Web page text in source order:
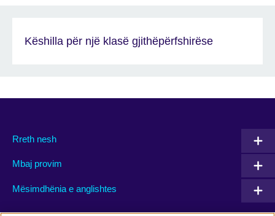
Këshilla për një klasë gjithëpërfshirëse
Rreth nesh
Mbaj provim
Mësimdhënia e anglishtes